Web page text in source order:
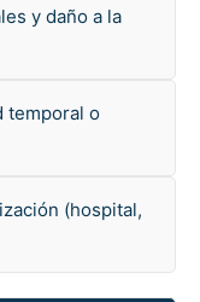
y daño a la
temporal o
(hospital,